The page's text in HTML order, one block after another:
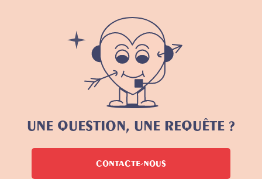
UNE QUESTION, UNE REQUÊTE ?
CONTACTE-NOUS